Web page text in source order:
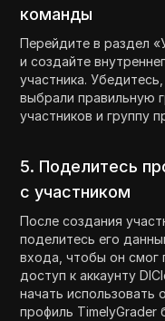
команды
Перейдите в раздел
и создайте
участника.
выбрали правильную
участников и группу
5. Поделитесь
с участником
После создания
поделитесь его
входа, чтобы он смог
доступ к аккаунту
начать использовать
профиль TimelyGrader